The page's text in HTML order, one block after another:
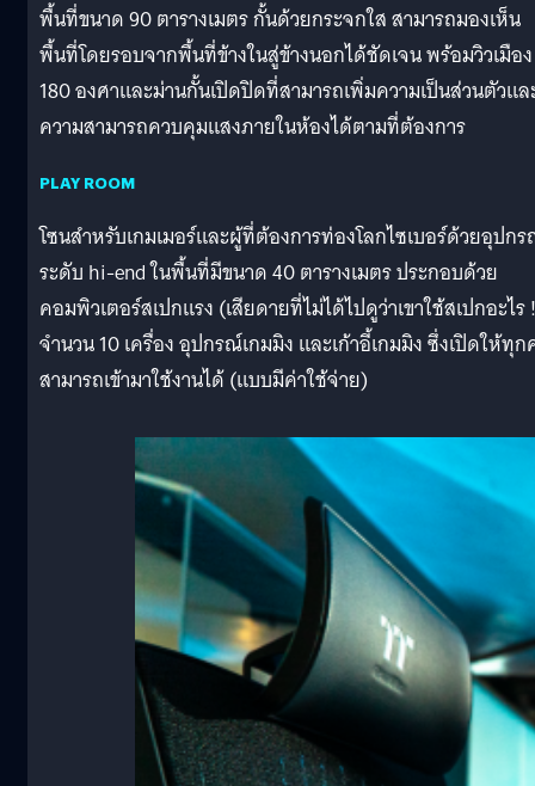
พื้นที่ขนาด 90 ตารางเมตร กั้นด้วยกระจกใส สามารถมองเห็น
พื้นที่โดยรอบจากพื้นที่ข้างในสู่ข้างนอกได้ชัดเจน พร้อมวิวเมือง
180 องศาและม่านกั้นเปิดปิดที่สามารถเพิ่มความเป็นส่วนตัวแล
ความสามารถควบคุมแสงภายในห้องได้ตามที่ต้องการ
PLAY ROOM
โซนสำหรับเกมเมอร์และผู้ที่ต้องการท่องโลกไซเบอร์ด้วยอุปก
ระดับ hi-end ในพื้นที่มีขนาด 40 ตารางเมตร ประกอบด้วย
คอมพิวเตอร์สเปกแรง (เสียดายที่ไม่ได้ไปดูว่าเขาใช้สเปกอะไร
จำนวน 10 เครื่อง อุปกรณ์เกมมิง และเก้าอี้เกมมิง ซึ่งเปิดให้ทุ
สามารถเข้ามาใช้งานได้ (แบบมีค่าใช้จ่าย)